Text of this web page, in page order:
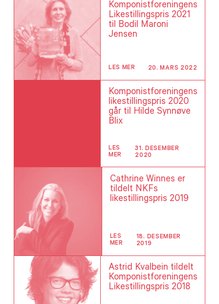
Komponistforeningens
Likestillingspris 2021
til Bodil Maroni
Jensen
LES MER 20. MARS 2022
Komponistforeningens
likestillingspris 2020
går til Hilde Synnøve
Blix
LES
MER
31. DESEMBER
2020
Cathrine Winnes er
tildelt NKFs
likestillingspris 2019
LES
MER
18. DESEMBER
2019
Astrid Kvalbein tildelt
Komponistforeningens
Likestillingspris 2018